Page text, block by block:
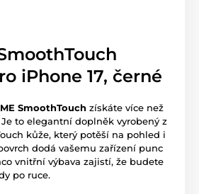
iPhone 17, černé
SmoothTouch získáte více než
to elegantní doplněk vyrobený z
kůže, který potěší na pohled i
dodá vašemu zařízení punc
vnitřní výbava zajistí, že budete
po ruce.